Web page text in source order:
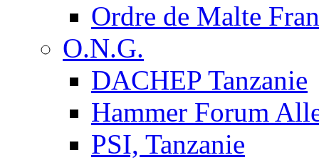
Ordre de Malte
O.N.G.
DACHEP Tanzanie
Hammer Forum
PSI, Tanzanie